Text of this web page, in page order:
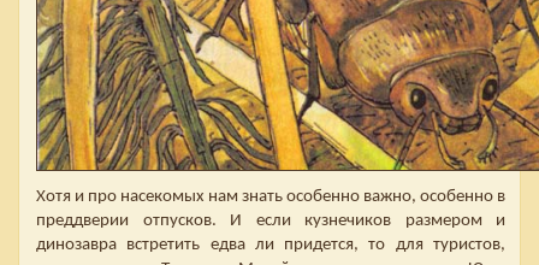
Хотя и про насекомых нам знать особенно важно, особенно в
преддверии отпусков. И если кузнечиков размером и
динозавра встретить едва ли придется, то для туристов,